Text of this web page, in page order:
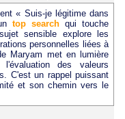
« Suis-je légitime dans
top search qui touche
sensible explore les
personnelles liées à
Maryam met en lumière
des valeurs
C'est un rappel puissant
et son chemin vers le